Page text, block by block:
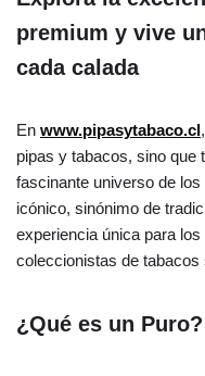
premium y vive
cada calada
En www.pipasytabaco.cl
pipas y tabacos, sino que
fascinante universo de los
icónico, sinónimo de
experiencia única para
coleccionistas de tabacos
¿Qué es un Puro?